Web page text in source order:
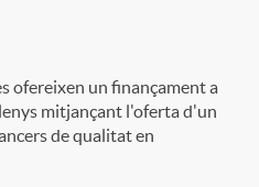
ofereixen un finançament a
mitjançant l'oferta d'un
de qualitat en